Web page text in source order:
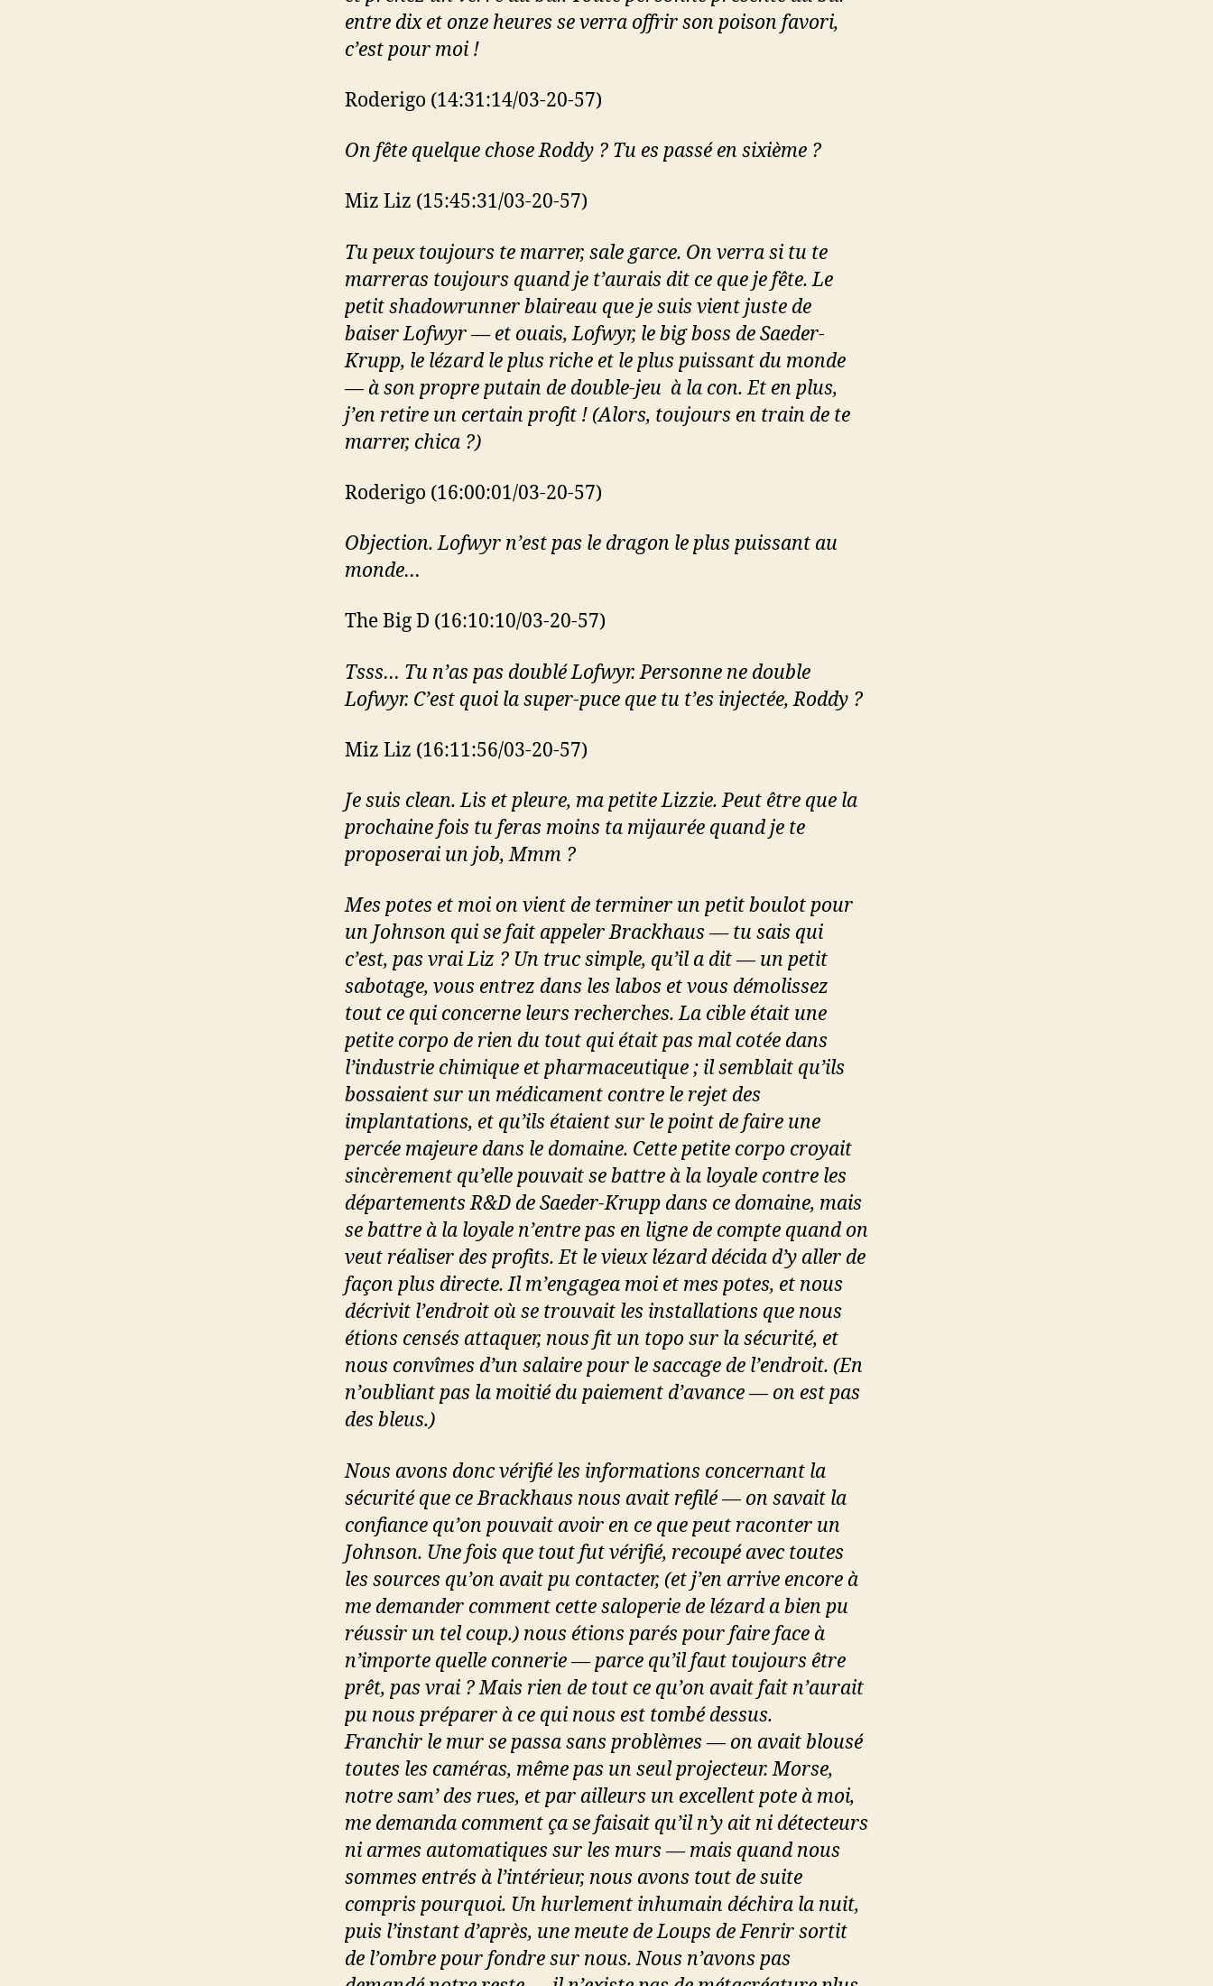
entre dix et onze heures se verra offrir son poison favori,
c’est pour moi !
Roderigo (14:31:14/03-20-57)
On fête quelque chose Roddy ? Tu es passé en sixième ?
Miz Liz (15:45:31/03-20-57)
Tu peux toujours te marrer, sale garce. On verra si tu te
marreras toujours quand je t’aurais dit ce que je fête. Le
petit shadowrunner blaireau que je suis vient juste de
baiser Lofwyr — et ouais, Lofwyr, le big boss de Saeder-
Krupp, le lézard le plus riche et le plus puissant du monde
— à son propre putain de double-jeu à la con. Et en plus,
j’en retire un certain profit ! (Alors, toujours en train de te
marrer, chica ?)
Roderigo (16:00:01/03-20-57)
Objection. Lofwyr n’est pas le dragon le plus puissant au
monde…
The Big D (16:10:10/03-20-57)
Tsss… Tu n’as pas doublé Lofwyr. Personne ne double
Lofwyr. C’est quoi la super-puce que tu t’es injectée, Roddy ?
Miz Liz (16:11:56/03-20-57)
Je suis clean. Lis et pleure, ma petite Lizzie. Peut être que la
prochaine fois tu feras moins ta mijaurée quand je te
proposerai un job, Mmm ?
Mes potes et moi on vient de terminer un petit boulot pour
un Johnson qui se fait appeler Brackhaus — tu sais qui
c’est, pas vrai Liz ? Un truc simple, qu’il a dit — un petit
sabotage, vous entrez dans les labos et vous démolissez
tout ce qui concerne leurs recherches. La cible était une
petite corpo de rien du tout qui était pas mal cotée dans
l’industrie chimique et pharmaceutique ; il semblait qu’ils
bossaient sur un médicament contre le rejet des
implantations, et qu’ils étaient sur le point de faire une
percée majeure dans le domaine. Cette petite corpo croyait
sincèrement qu’elle pouvait se battre à la loyale contre les
départements R&D de Saeder-Krupp dans ce domaine, mais
se battre à la loyale n’entre pas en ligne de compte quand on
veut réaliser des profits. Et le vieux lézard décida d’y aller de
façon plus directe. Il m’engagea moi et mes potes, et nous
décrivit l’endroit où se trouvait les installations que nous
étions censés attaquer, nous fit un topo sur la sécurité, et
nous convîmes d’un salaire pour le saccage de l’endroit. (En
n’oubliant pas la moitié du paiement d’avance — on est pas
des bleus.)
Nous avons donc vérifié les informations concernant la
sécurité que ce Brackhaus nous avait refilé — on savait la
confiance qu’on pouvait avoir en ce que peut raconter un
Johnson. Une fois que tout fut vérifié, recoupé avec toutes
les sources qu’on avait pu contacter, (et j’en arrive encore à
me demander comment cette saloperie de lézard a bien pu
réussir un tel coup.) nous étions parés pour faire face à
n’importe quelle connerie — parce qu’il faut toujours être
prêt, pas vrai ? Mais rien de tout ce qu’on avait fait n’aurait
pu nous préparer à ce qui nous est tombé dessus.
Franchir le mur se passa sans problèmes — on avait blousé
toutes les caméras, même pas un seul projecteur. Morse,
notre sam’ des rues, et par ailleurs un excellent pote à moi,
me demanda comment ça se faisait qu’il n’y ait ni détecteurs
ni armes automatiques sur les murs — mais quand nous
sommes entrés à l’intérieur, nous avons tout de suite
compris pourquoi. Un hurlement inhumain déchira la nuit,
puis l’instant d’après, une meute de Loups de Fenrir sortit
de l’ombre pour fondre sur nous. Nous n’avons pas